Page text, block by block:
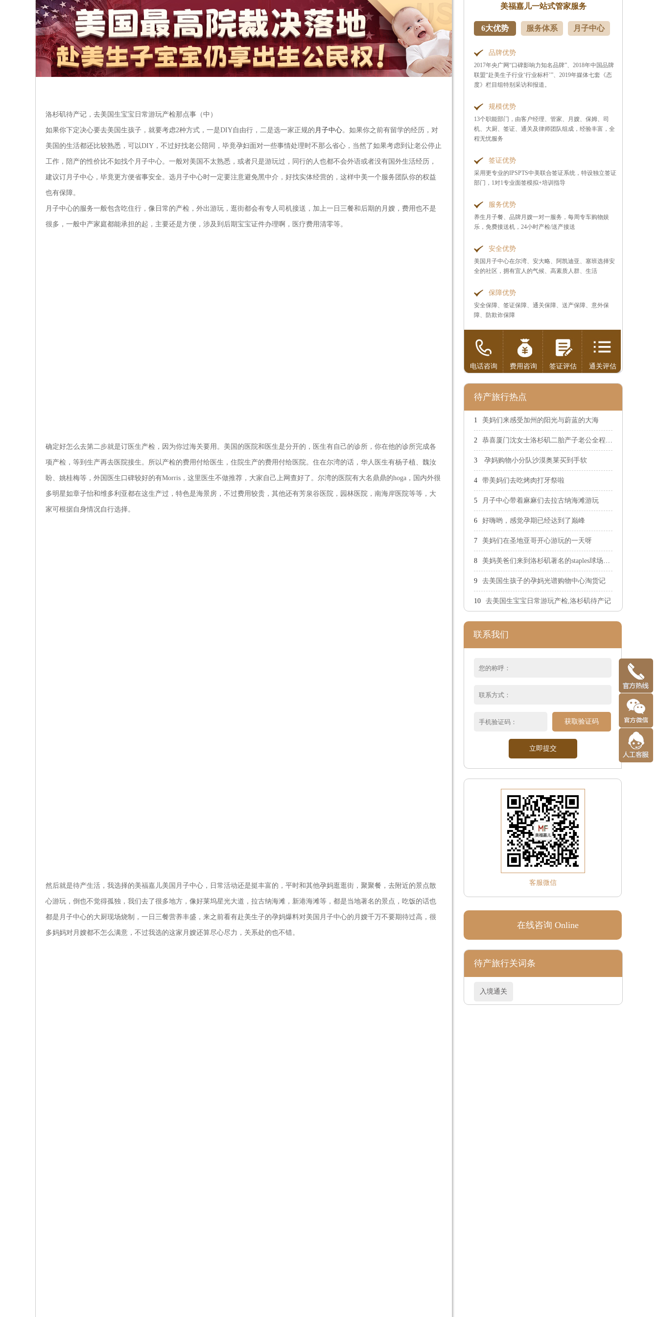
洛杉矶待产记，去美国生宝宝日常游玩产检那点事（中）
如果你下定决心要去美国生孩子，就要考虑2种方式，一是DIY自由行，二是选一家正规的 月子中心。如果你之前有留学的经历，对
美国的生活都还比较熟悉，可以DIY，不过好找老公陪同，毕竟孕妇面对一些事情处理时不那么省心，当然了如果考虑到让老公停止
工作，陪产的性价比不如找个月子中心。一般对美国不太熟悉，或者只是游玩过，同行的人也都不会外语或者没有国外生活经历，
建议订月子中心，毕竟更方便省事安全。选月子中心时一定要注意避免黑中介，好找实体经营的，这样中美一个服务团队你的权益
也有保障。
月子中心的服务一般包含吃住行，像日常的产检，外出游玩，逛街都会有专人司机接送，加上一日三餐和后期的月嫂，费用也不是
很多，一般中产家庭都能承担的起，主要还是方便，涉及到后期宝宝证件办理啊，医疗费用清零等。
确定好怎么去第二步就是订医生产检，因为你过海关要用。美国的医院和医生是分开的，医生有自己的诊所，你在他的诊所完成各
项产检，等到生产再去医院接生。所以产检的费用付给医生，住院生产的费用付给医院。住在尔湾的话，华人医生有杨子植、魏汝
盼、姚桂梅等，外国医生口碑较好的有Morris，这里医生不做推荐，大家自己上网查好了。尔湾的医院有大名鼎鼎的hoga，国内外很
多明星如章子怡和维多利亚都在这生产过，特色是海景房，不过费用较贵，其他还有芳泉谷医院，园林医院，南海岸医院等等，大
家可根据自身情况自行选择。
然后就是待产生活，我选择的美福嘉儿美国月子中心，日常活动还是挺丰富的，平时和其他孕妈逛逛街，聚聚餐，去附近的景点散
心游玩，倒也不觉得孤独，我们去了很多地方，像好莱坞星光大道，拉古纳海滩，新港海滩等，都是当地著名的景点，吃饭的话也
都是月子中心的大厨现场烧制，一日三餐营养丰盛，来之前看有赴美生子的孕妈爆料对美国月子中心的月嫂千万不要期待过高，很
多妈妈对月嫂都不怎么满意，不过我选的这家月嫂还算尽心尽力，关系处的也不错。
美福嘉儿一站式管家服务
6大优势 服务体系 月子中心
品牌优势
2017年央广网“口碑影响力知名品牌”、2018年中国品牌
联盟“赴美生子行业‘行业标杆’”、2019年媒体七套《态
度》栏目组特别采访和报道。
规模优势
13个职能部门，由客户经理、管家、月嫂、保姆、司
机、大厨、签证、通关及律师团队组成，经验丰富，全
程无忧服务
签证优势
采用更专业的IPSPTS中美联合签证系统，特设独立签证
部门，1对1专业面签模拟+培训指导
服务优势
养生月子餐、品牌月嫂一对一服务，每周专车购物娱
乐，免费接送机，24小时产检/送产接送
安全优势
美国月子中心在尔湾、安大略、阿凯迪亚、塞班选择安
全的社区，拥有宜人的气候、高素质人群、生活
保障优势
安全保障、签证保障、通关保障、送产保障、意外保
障、防欺诈保障
电话咨询 费用咨询 签证评估 通关评估
待产旅行热点
美妈们来感受加州的阳光与蔚蓝的大海
恭喜厦门沈女士洛杉矶二胎产子老公全程陪产
孕妈购物小分队沙漠奥莱买到手软
带美妈们去吃烤肉打牙祭啦
月子中心带着麻麻们去拉古纳海滩游玩
好嗨哟，感觉孕期已经达到了巅峰
美妈们在圣地亚哥开心游玩的一天呀
美妈美爸们来到洛杉矶著名的staples球场感受NBA球赛
去美国生孩子的孕妈光谱购物中心淘货记
去美国生宝宝日常游玩产检,洛杉矶待产记
联系我们
获取验证码
客服微信
在线咨询 Online
待产旅行关词条
入境通关